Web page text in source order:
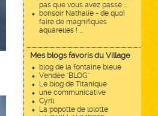
pas que vous avez passé ...
bonsoir Nathalie - de quoi
faire de magnifiques
aquarelles ! ...
Mes blogs favoris du Village
blog de la fontaine bleue
Vendée "BLOG"
Le blog de Titanique
une communicative
Cyril
La popotte de lolotte